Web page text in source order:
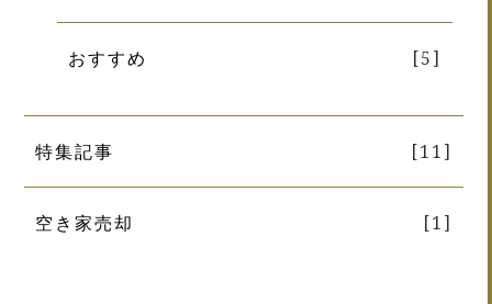
おすすめ [5]
特集記事 [11]
空き家売却 [1]